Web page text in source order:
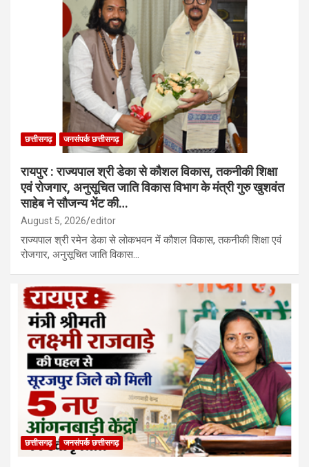
छत्तीसगढ़ जनसंपर्क छत्तीसगढ़
रायपुर : राज्यपाल श्री डेका से कौशल विकास, तकनीकी शिक्षा
एवं रोजगार, अनुसूचित जाति विकास विभाग के मंत्री गुरु खुशवंत
साहेब ने सौजन्य भेंट की…
August 5, 2026 editor
राज्यपाल श्री रमेन डेका से लोकभवन में कौशल विकास, तकनीकी शिक्षा एवं
रोजगार, अनुसूचित जाति विकास…
छत्तीसगढ़ जनसंपर्क छत्तीसगढ़